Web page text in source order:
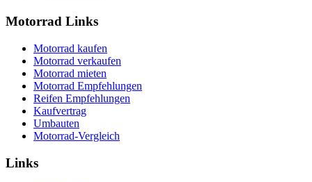
Motorrad Links
Motorrad kaufen
Motorrad verkaufen
Motorrad mieten
Motorrad Empfehlungen
Reifen Empfehlungen
Kaufvertrag
Umbauten
Motorrad-Vergleich
Links